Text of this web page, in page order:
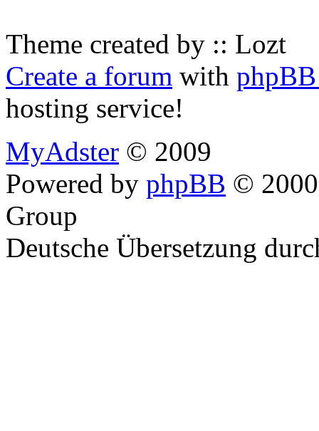
Theme created by :: Lozt
Create a forum with
hosting service!
MyAdster © 2009
Powered by phpBB ©
Group
Deutsche Übersetzung